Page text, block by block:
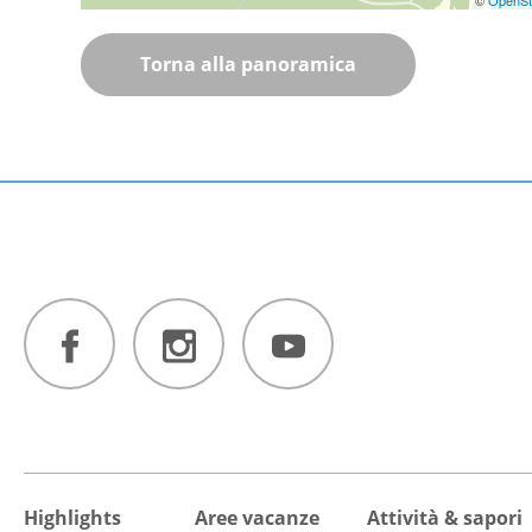
Torna alla panoramica
Highlights Aree vacanze Attività & sapori